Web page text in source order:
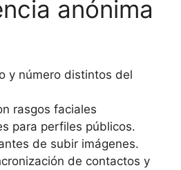
anónima
y número distintos del
rasgos faciales
para perfiles públicos.
de subir imágenes.
de contactos y